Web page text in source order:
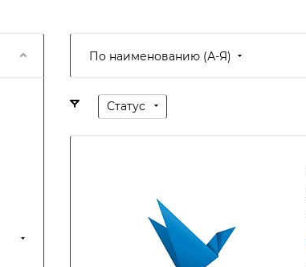
По наименованию (А-Я)
Статус